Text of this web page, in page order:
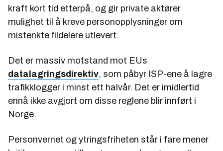
kraft kort tid etterpå, og gir private aktører
mulighet til å kreve personopplysninger om
mistenkte fildelere utlevert.
Det er massiv motstand mot EUs
datalagringsdirektiv, som påbyr ISP-ene å lagre
trafikklogger i minst ett halvår. Det er imidlertid
ennå ikke avgjort om disse reglene blir innført i
Norge.
Personvernet og ytringsfriheten står i fare mener